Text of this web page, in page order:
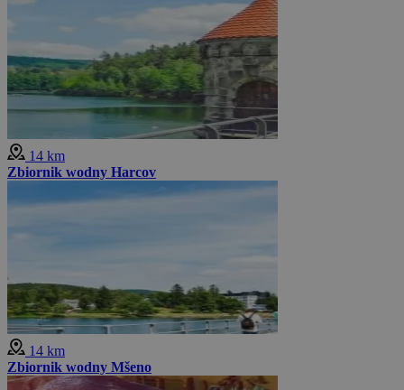
14 km
Zbiornik wodny Harcov
14 km
Zbiornik wodny Mšeno